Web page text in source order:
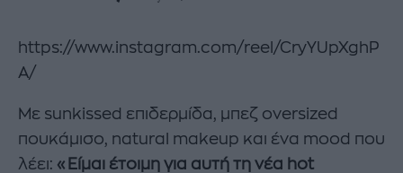
https://www.instagram.com/reel/CryYUpXghP
A/
Με sunkissed επιδερμίδα, μπεζ oversized
πουκάμισο, natural makeup και ένα mood που
λέει: «Είμαι έτοιμη για αυτή τη νέα hot